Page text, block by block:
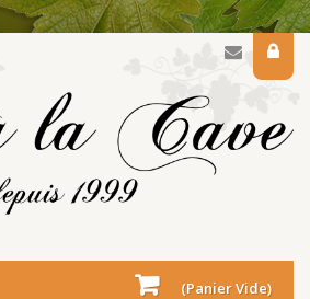
(Panier Vide)